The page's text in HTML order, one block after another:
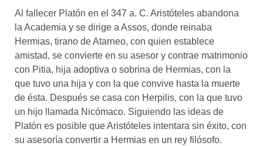
Al fallecer Platón en el 347 a. C. Aristóteles abandona
la Academia y se dirige a Assos, donde reinaba
Hermias, tirano de Atarneo, con quien establece
amistad, se convierte en su asesor y contrae matrimonio
con Pitia, hija adoptiva o sobrina de Hermias, con la
que tuvo una hija y con la que convive hasta la muerte
de ésta. Después se casa con Herpilis, con la que tuvo
un hijo llamada Nicómaco. Siguiendo las ideas de
Platón es posible que Aristóteles intentara sin éxito, con
su asesoría convertir a Hermias en un rey filósofo.